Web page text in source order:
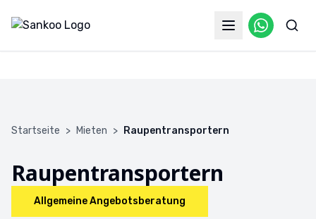
Startseite > Mieten > Raupentransportern
Raupentransportern
Allgemeine Angebotsberatung